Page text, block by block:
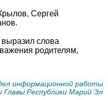
Сергей
слова
родителям,
информационной работы
Главы Республики Марий Эл